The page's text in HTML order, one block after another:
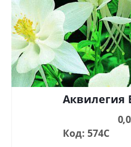
Аквилегия
Код: 574С